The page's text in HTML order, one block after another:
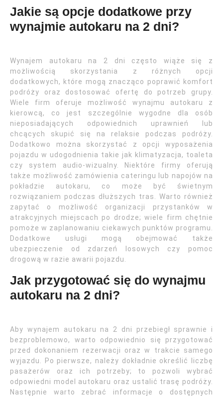
Jakie są opcje dodatkowe przy
wynajmie autokaru na 2 dni?
Wynajem autokaru na 2 dni często wiąże się z
możliwością skorzystania z różnych opcji
dodatkowych, które mogą znacząco poprawić komfort
podróży oraz dostosować ofertę do potrzeb grupy.
Wiele firm oferuje możliwość wynajmu autokaru z
kierowcą, co jest szczególnie wygodne dla osób
nieposiadających odpowiednich uprawnień lub
chcących skupić się na relaksie podczas podróży.
Dodatkowo można skorzystać z opcji wyposażenia
pojazdu w udogodnienia takie jak klimatyzacja, toaleta
czy system audio-wizualny. Niektóre firmy oferują
także możliwość zamówienia cateringu lub napojów na
pokładzie autokaru, co może być świetnym
rozwiązaniem podczas dłuższych tras. Warto również
zapytać o możliwość organizacji przystanków w
atrakcyjnych miejscach po drodze; wiele firm chętnie
pomoże w zaplanowaniu ciekawych punktów programu.
Dodatkowe usługi mogą obejmować także
ubezpieczenie od zdarzeń losowych czy pomoc
drogową w razie awarii pojazdu.
Jak przygotować się do wynajmu
autokaru na 2 dni?
Aby wynajem autokaru na 2 dni przebiegł sprawnie i
bezproblemowo, warto odpowiednio się przygotować
przed dokonaniem rezerwacji oraz w trakcie samego
wyjazdu. Po pierwsze, należy dokładnie określić liczbę
pasażerów oraz ich potrzeby; to pozwoli wybrać
odpowiedni model autokaru oraz ustalić trasę podróży.
Następnie warto zebrać informacje o dostępnych